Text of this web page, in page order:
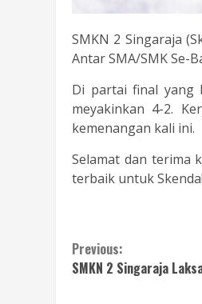
SMKN 2 Singaraja
Antar SMA/SMK Se-
Di partai final yang
meyakinkan 4-2.
kemenangan kali ini.
Selamat dan terima
terbaik untuk Skenda!
Continue
Reading
Previous:
SMKN 2 Singaraja